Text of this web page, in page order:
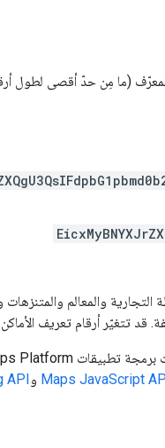
(ما مِن حدّ أقصى لطول
التجارية والمعالم
قد تتغيّر أرقام تعريف
Maps JavaScript وAPI